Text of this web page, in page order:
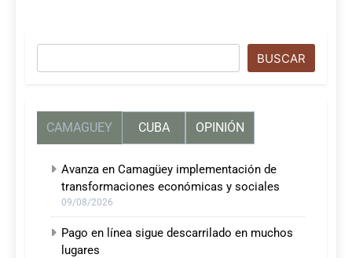
BUSCAR
CAMAGUEY CUBA OPINIÓN
Avanza en Camagüey implementación de
transformaciones económicas y sociales
09/08/2026
Pago en línea sigue descarrilado en muchos
lugares